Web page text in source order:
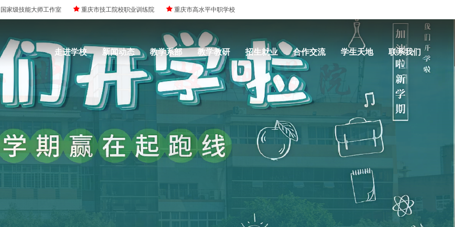
国家级技能大师工作室 重庆市技工院校职业训练院 重庆市高水平中职学校
走进学校 新闻动态 教学系部 教学教研 招生就业 合作交流 学生天地 联系我们